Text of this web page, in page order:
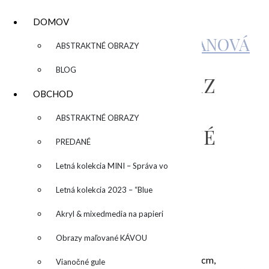
DOMOV
▼ ABSTRAKTNÉ OBRAZY
BLOG
OBCHOD
▼ ABSTRAKTNÉ OBRAZY
PREDANÉ
Letná kolekcia MINI – Správa vo
fľaši
Letná kolekcia 2023 – “Blue
SUN” – “Modré slnko”
Akryl & mixedmedia na papieri
Obrazy maľované KÁVOU
Vianočné gule
KATARÍNA SUJOVÁ KALMANOVÁ
ABSTRAKTNÝ OBRAZ
“NEW
ADVENTURE”/”NOVÉ
DOBRODRUŽSTVO”
“New Adventure”/”Nové dobrodružstvo”, 70x70cm,